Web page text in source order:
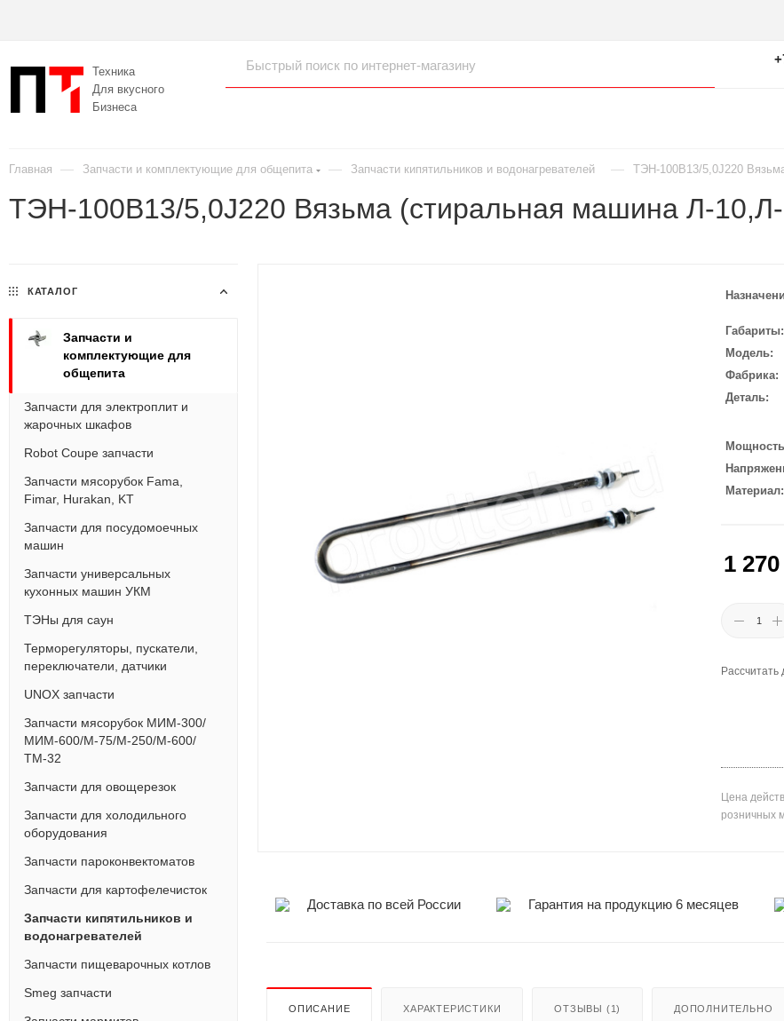
Техника
Для вкусного
Бизнеса
Главная — Запчасти и комплектующие для общепита — Запчасти кипятильников и водонагревателей — ТЭН-100В13/5,0J220
ТЭН-100В13/5,0J220 Вязьма (стиральная машина Л-
Габариты
Модель
Фабрика
Деталь
Мощность
Материал
1 270
Рассчитать
Цена
розничных
Доставка по всей России Гарантия на продукцию 6 месяцев
ОПИСАНИЕ ХАРАКТЕРИСТИКИ ОТЗЫВЫ (1) ДОПОЛНИТЕЛЬНО
КАТАЛОГ
Запчасти и
комплектующие для
общепита
Запчасти для электроплит и
жарочных шкафов
Robot Coupe запчасти
Запчасти мясорубок Fama,
Fimar, Hurakan, KT
Запчасти для посудомоечных
машин
Запчасти универсальных
кухонных машин УКМ
ТЭНы для саун
Терморегуляторы, пускатели,
переключатели, датчики
UNOX запчасти
Запчасти мясорубок МИМ-300/
МИМ-600/М-75/М-250/М-600/
ТМ-32
Запчасти для овощерезок
Запчасти для холодильного
оборудования
Запчасти пароконвектоматов
Запчасти для картофелечисток
Запчасти кипятильников и
водонагревателей
Запчасти пищеварочных котлов
Smeg запчасти